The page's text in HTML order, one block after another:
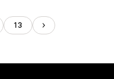
13